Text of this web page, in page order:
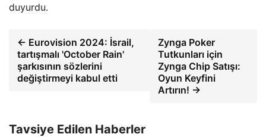
duyurdu.
← Eurovision 2024: İsrail,
tartışmalı 'October Rain'
şarkısının sözlerini
değiştirmeyi kabul etti
Zynga Poker
Tutkunları için
Zynga Chip Satışı:
Oyun Keyfini
Artırın! →
Tavsiye Edilen Haberler